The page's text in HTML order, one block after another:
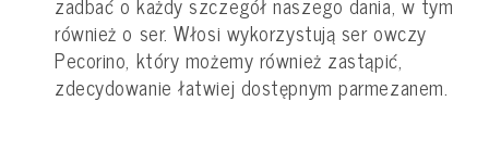
również o ser. Włosi wykorzystują ser owczy
Pecorino, który możemy również zastąpić,
zdecydowanie łatwiej dostępnym parmezanem.